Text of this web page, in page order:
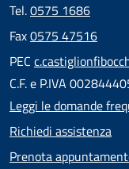
Tel.0575 1686
Fax0575 47516
PEC
C.F. e P.IVA
Leggi le domande
Richiedi assistenza
Prenota